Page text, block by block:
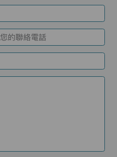
您的聯絡電話